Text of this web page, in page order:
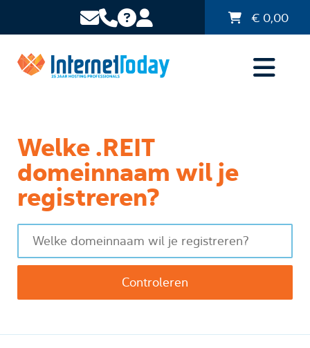
€ 0,00
Welke .REIT
domeinnaam wil je
registreren?